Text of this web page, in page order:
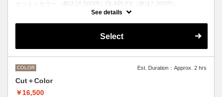
カット＋カラー（税込16,500円）OLAPLEX（税込2,200円）
前処理剤OLAPLEXを使ったカット＋ワンカラー
OLAPLEXを使うことでダメージを軽減させ、髪にツヤ、はりを与えま
●髪の長さにより別途ロング料金を頂戴いたします。
M ¥＋1100 L¥＋1650 LL¥＋2200
が異なりますので、別メニューをお選びください。
See details
Select
COLOR Est. Duration：Approx. 2 hrs
Cut＋Color
￥16,500